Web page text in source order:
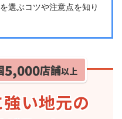
選ぶコツや注意点を知り